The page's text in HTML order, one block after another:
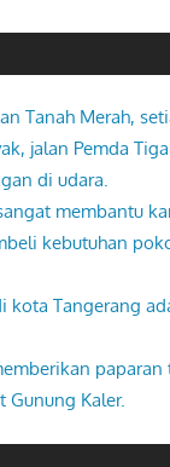
Tanah Merah,
jalan Pemda
di udara.
membantu
kebutuhan
kota Tangerang
paparan
Gunung Kaler.